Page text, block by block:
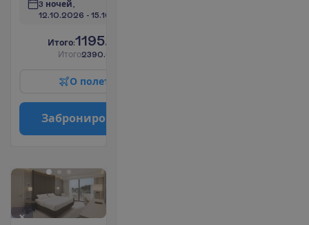
3 ночей,
12.10.2026 - 15.10.2026
И того:1195.00
Итого2390.00
О полет
Заброниро